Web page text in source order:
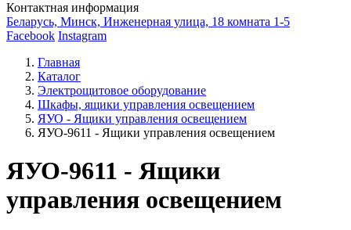
Контактная информация
Беларусь, Минск, Инженерная улица, 18 комната 1-5
Facebook Instagram
Главная
Каталог
Электрощитовое оборудование
Шкафы, ящики управления освещением
ЯУО - Ящики управления освещением
ЯУО-9611 - Ящики управления освещением
ЯУО-9611 - Ящики
управления освещением